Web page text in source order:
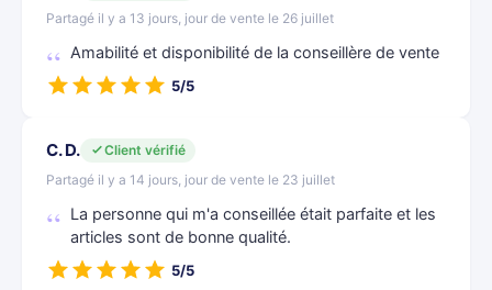
Partagé il y a 13 jours, jour de vente le 26 juillet
Amabilité et disponibilité de la conseillère de vente
5/5
C. D.
Client vérifié
Partagé il y a 14 jours, jour de vente le 23 juillet
La personne qui m'a conseillée était parfaite et les
articles sont de bonne qualité.
5/5